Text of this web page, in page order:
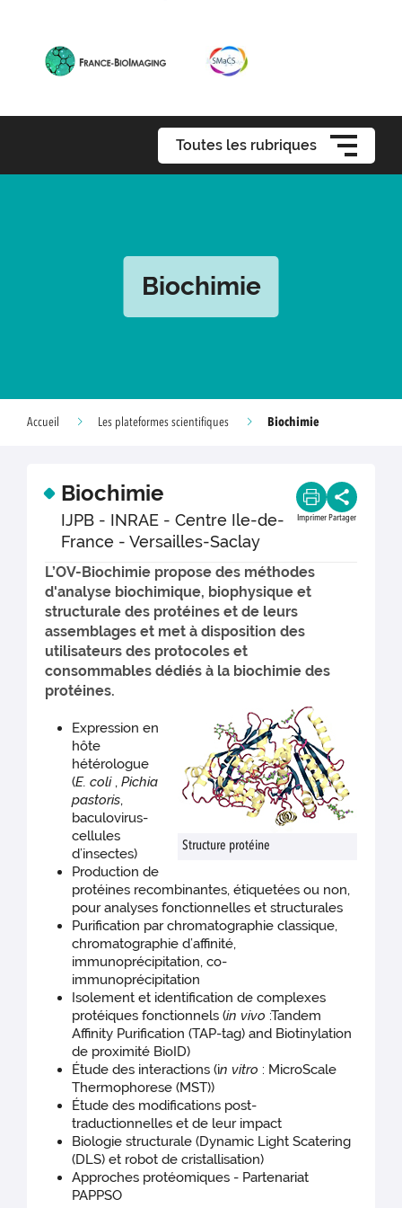
Toutes les rubriques
Biochimie
Accueil Les plateformes scientifiques Biochimie
Biochimie
IJPB - INRAE - Centre Ile-de-
France - Versailles-Saclay
Imprimer Partager
L’OV-Biochimie propose des méthodes
d'analyse biochimique, biophysique et
structurale des protéines et de leurs
assemblages et met à disposition des
utilisateurs des protocoles et
consommables dédiés à la biochimie des
protéines.
Structure protéine
Expression en
hôte
hétérologue
(E. coli,Pichia
pastoris,
baculovirus-
cellules
d’insectes)
Production de
protéines recombinantes, étiquetées ou non,
pour analyses fonctionnelles et structurales
Purification par chromatographie classique,
chromatographie d’affinité,
immunoprécipitation, co-
immunoprécipitation
Isolement et identification de complexes
protéiques fonctionnels (in vivo :Tandem
Affinity Purification (TAP-tag) and Biotinylation
de proximité BioID)
Étude des interactions (in vitro : MicroScale
Thermophorese (MST))
Étude des modifications post-
traductionnelles et de leur impact
Biologie structurale (Dynamic Light Scatering
(DLS) et robot de cristallisation)
Approches protéomiques - Partenariat
PAPPSO